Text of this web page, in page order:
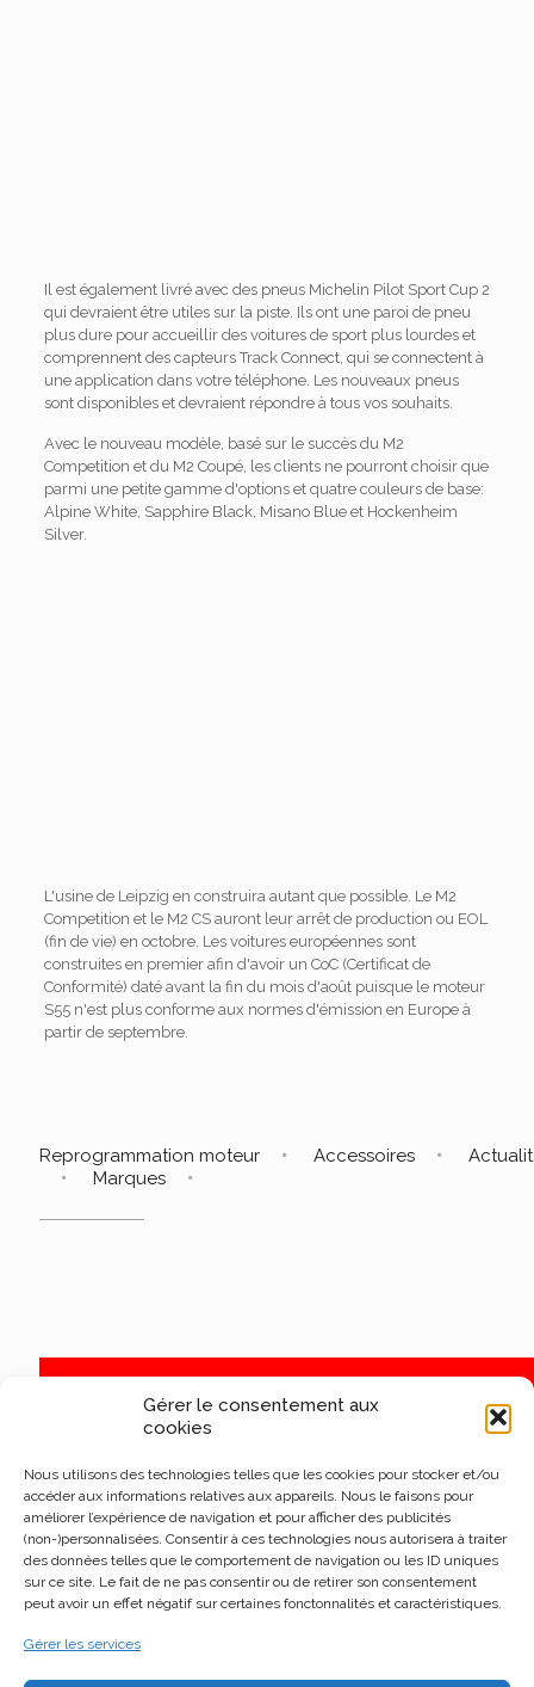
Gérer le consentement aux
cookies
Nous utilisons des technologies telles que les cookies pour stocker et/ou
accéder aux informations relatives aux appareils. Nous le faisons pour
améliorer l’expérience de navigation et pour afficher des publicités
(non-)personnalisées. Consentir à ces technologies nous autorisera à traiter
des données telles que le comportement de navigation ou les ID uniques
sur ce site. Le fait de ne pas consentir ou de retirer son consentement
peut avoir un effet négatif sur certaines fonctonnalités et caractéristiques.
Gérer les services
Il est également livré avec des pneus Michelin Pilot Sport Cup 2
qui devraient être utiles sur la piste. Ils ont une paroi de pneu
plus dure pour accueillir des voitures de sport plus lourdes et
comprennent des capteurs Track Connect, qui se connectent à
une application dans votre téléphone. Les nouveaux pneus
sont disponibles et devraient répondre à tous vos souhaits.
Avec le nouveau modèle, basé sur le succès du M2
Competition et du M2 Coupé, les clients ne pourront choisir que
parmi une petite gamme d'options et quatre couleurs de base:
Alpine White, Sapphire Black, Misano Blue et Hockenheim
Silver.
L'usine de Leipzig en construira autant que possible. Le M2
Competition et le M2 CS auront leur arrêt de production ou EOL
(fin de vie) en octobre. Les voitures européennes sont
construites en premier afin d'avoir un CoC (Certificat de
Conformité) daté avant la fin du mois d'août puisque le moteur
S55 n'est plus conforme aux normes d'émission en Europe à
partir de septembre.
Reprogrammation moteur Accessoires
Marques